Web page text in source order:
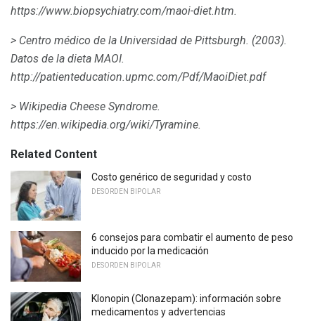
https://www.biopsychiatry.com/maoi-diet.htm.
> Centro médico de la Universidad de Pittsburgh. (2003).
Datos de la dieta MAOI.
http://patienteducation.upmc.com/Pdf/MaoiDiet.pdf
> Wikipedia Cheese Syndrome.
https://en.wikipedia.org/wiki/Tyramine.
Related Content
Costo genérico de seguridad y costo
DESORDEN BIPOLAR
6 consejos para combatir el aumento de peso
inducido por la medicación
DESORDEN BIPOLAR
Klonopin (Clonazepam): información sobre
medicamentos y advertencias